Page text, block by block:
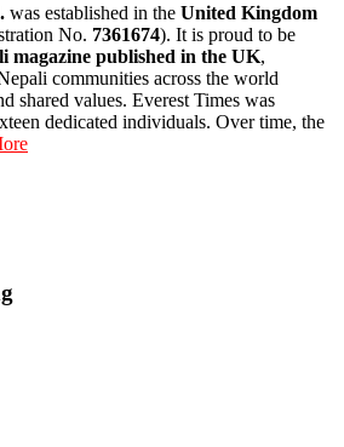
was established in the United Kingdom
No. 7361674). It is proud to be
magazine published in the UK,
communities across the world
shared values. Everest Times was
dedicated individuals. Over time, the